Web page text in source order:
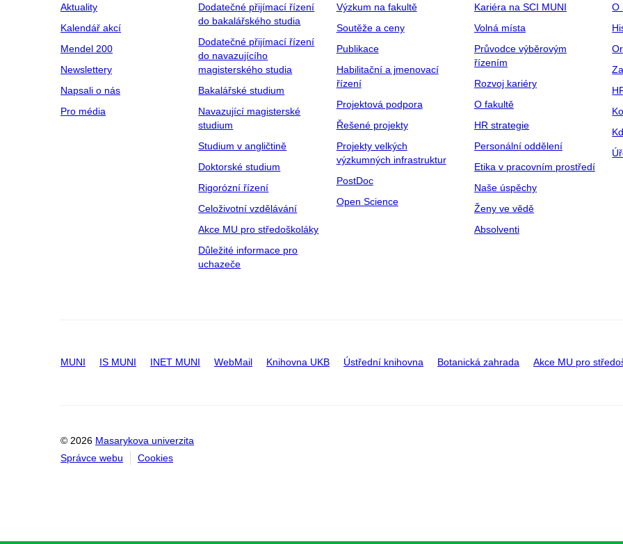
Aktuality
Kalendář akcí
Mendel 200
Newslettery
Napsali o nás
Pro média
Dodatečné přijímací řízení
do bakalářského studia
Dodatečné přijímací řízení
do navazujícího
magisterského studia
Bakalářské studium
Navazující magisterské
studium
Studium v angličtině
Doktorské studium
Rigorózní řízení
Celoživotní vzdělávání
Akce MU pro středoškoláky
Důležité informace pro
uchazeče
Výzkum na fakultě
Soutěže a ceny
Publikace
Habilitační a jmenovací
řízení
Projektová podpora
Řešené projekty
Projekty velkých
výzkumných infrastruktur
PostDoc
Open Science
Kariéra na SCI MUNI
Volná místa
Průvodce výběrovým
řízením
Rozvoj kariéry
O fakultě
HR strategie
Personální oddělení
Etika v pracovním prostředí
Naše úspěchy
Ženy ve vědě
Absolventi
O
MUNI IS MUNI INET MUNI WebMail Knihovna UKB Ústřední knihovna Botanická zahrada Akce MU pro
© 2026 Masarykova univerzita
Správce webu
Cookies